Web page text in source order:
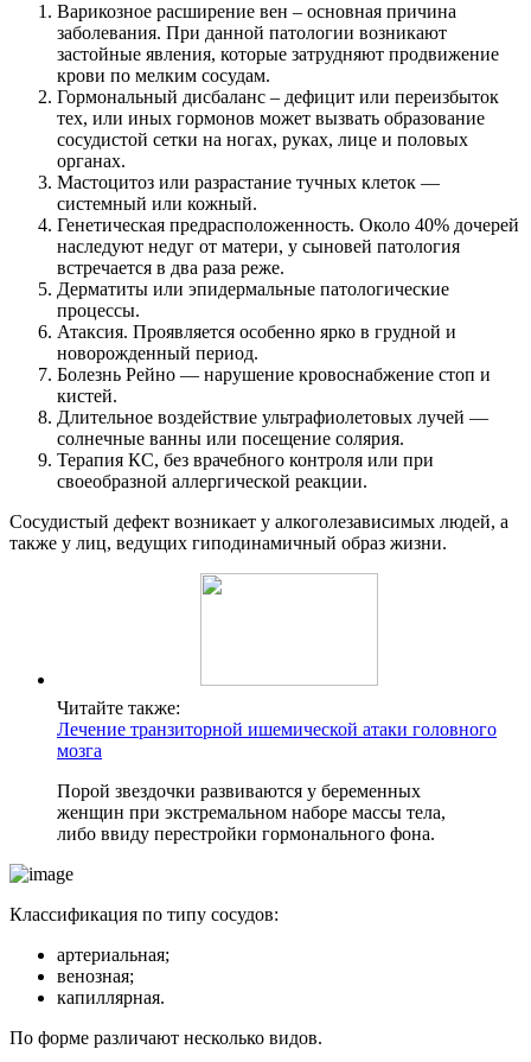
Варикозное расширение вен – основная причина
заболевания. При данной патологии возникают
застойные явления, которые затрудняют продвижение
крови по мелким сосудам.
Гормональный дисбаланс – дефицит или переизбыток
тех, или иных гормонов может вызвать образование
сосудистой сетки на ногах, руках, лице и половых
органах.
Мастоцитоз или разрастание тучных клеток —
системный или кожный.
Генетическая предрасположенность. Около 40% дочерей
наследуют недуг от матери, у сыновей патология
встречается в два раза реже.
Дерматиты или эпидермальные патологические
процессы.
Атаксия. Проявляется особенно ярко в грудной и
новорожденный период.
Болезнь Рейно — нарушение кровоснабжение стоп и
кистей.
Длительное воздействие ультрафиолетовых лучей —
солнечные ванны или посещение солярия.
Терапия КС, без врачебного контроля или при
своеобразной аллергической реакции.
Сосудистый дефект возникает у алкоголезависимых людей, а
также у лиц, ведущих гиподинамичный образ жизни.
Читайте также:
Лечение транзиторной ишемической атаки головного
мозга
Порой звездочки развиваются у беременных
женщин при экстремальном наборе массы тела,
либо ввиду перестройки гормонального фона.
Классификация по типу сосудов:
артериальная;
венозная;
капиллярная.
По форме различают несколько видов.